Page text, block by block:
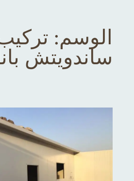
الوسم:
ساندويتش